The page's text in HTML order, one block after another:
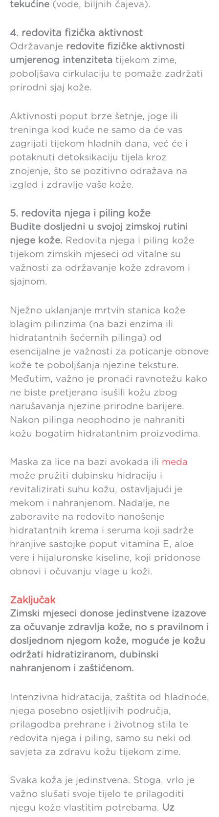
tekućine (vode, biljnih čajeva).
4. redovita fizička aktivnost
Održavanje redovite fizičke aktivnosti
umjerenog intenziteta tijekom zime,
poboljšava cirkulaciju te pomaže zadržati
prirodni sjaj kože.
Aktivnosti poput brze šetnje, joge ili
treninga kod kuće ne samo da će vas
zagrijati tijekom hladnih dana, već će i
potaknuti detoksikaciju tijela kroz
znojenje, što se pozitivno odražava na
izgled i zdravlje vaše kože.
5. redovita njega i piling kože
Budite dosljedni u svojoj zimskoj rutini
njege kože. Redovita njega i piling kože
tijekom zimskih mjeseci od vitalne su
važnosti za održavanje kože zdravom i
sjajnom.
Nježno uklanjanje mrtvih stanica kože
blagim pilinzima (na bazi enzima ili
hidratantnih šećernih pilinga) od
esencijalne je važnosti za poticanje obnove
kože te poboljšanja njezine teksture.
Međutim, važno je pronaći ravnotežu kako
ne biste pretjerano isušili kožu zbog
narušavanja njezine prirodne barijere.
Nakon pilinga neophodno je nahraniti
kožu bogatim hidratantnim proizvodima.
Maska za lice na bazi avokada ili meda
može pružiti dubinsku hidraciju i
revitalizirati suhu kožu, ostavljajući je
mekom i nahranjenom. Nadalje, ne
zaboravite na redovito nanošenje
hidratantnih krema i seruma koji sadrže
hranjive sastojke poput vitamina E, aloe
vere i hijaluronske kiseline, koji pridonose
obnovi i očuvanju vlage u koži.
Zaključak
Zimski mjeseci donose jedinstvene izazove
za očuvanje zdravlja kože, no s pravilnom i
dosljednom njegom kože, moguće je kožu
održati hidratiziranom, dubinski
nahranjenom i zaštićenom.
Intenzivna hidratacija, zaštita od hladnoće,
njega posebno osjetljivih područja,
prilagodba prehrane i životnog stila te
redovita njega i piling, samo su neki od
savjeta za zdravu kožu tijekom zime.
Svaka koža je jedinstvena. Stoga, vrlo je
važno slušati svoje tijelo te prilagoditi
njegu kože vlastitim potrebama. Uz